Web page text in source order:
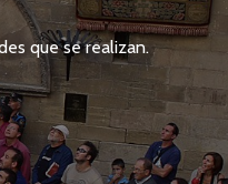
que se realizan.